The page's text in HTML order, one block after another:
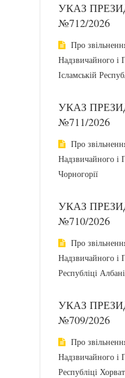
УКАЗ
№712/2026
Про
Надзвичайного і
Ісламській
УКАЗ
№711/2026
Про
Надзвичайного і
Чорногорії
УКАЗ
№710/2026
Про
Надзвичайного і
Республіці
УКАЗ
№709/2026
Про
Надзвичайного і
Республіці